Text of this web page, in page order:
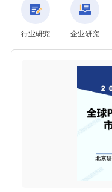
行业研究 企业研究